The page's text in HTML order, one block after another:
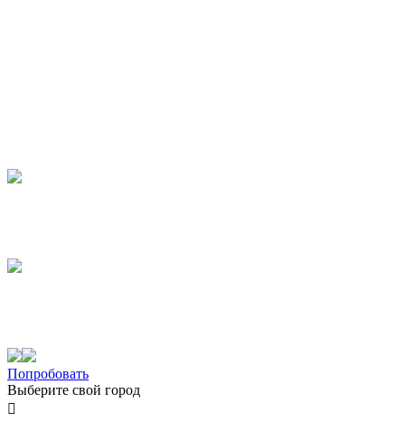
Попробовать
Выберите свой город
